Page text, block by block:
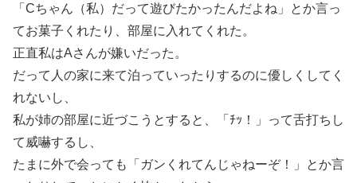
「Cちゃん（私）だって遊びたかったんだよね」とか言っ
てお菓子くれたり、部屋に入れてくれた。
正直私はAさんが嫌いだった。
だって人の家に来て泊っていったりするのに優しくしてく
れないし、
私が姉の部屋に近づこうとすると、「ﾁｯ！」って舌打ちし
て威嚇するし、
たまに外で会っても「ガンくれてんじゃねーぞ！」とか言